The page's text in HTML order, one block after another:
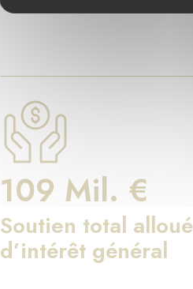
109 Mil. €
Soutien total
d’intérêt général